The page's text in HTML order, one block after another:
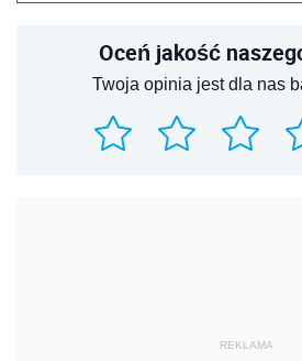
Oceń jakość
Twoja opinia jest dla nas
REKLAMA